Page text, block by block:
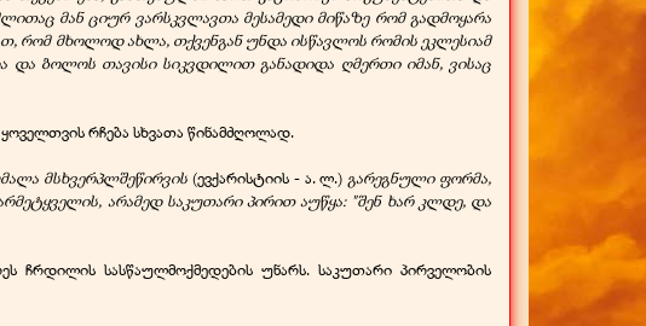
მან ციურ ვარსკვლავთა მესამედი მიწაზე რომ გადმოყარა
რომ მხოლოდ ახლა, თქვენგან უნდა ისწავლოს რომის ეკლესიამ
და ბოლოს თავისი სიკვდილით განადიდა ღმერთი იმან, ვისაც
რჩება სხვათა წინამძღოლად.
მსხვერპლშეწირვის (ევქარისტიის -ა. ლ.) გარეგნული ფორმა,
არამედ საკუთარი პირით აუწყა: "შენ ხარ კლდე, და
ჩრდილის სასწაულმოქმედების უნარს. საკუთარი პირველობის